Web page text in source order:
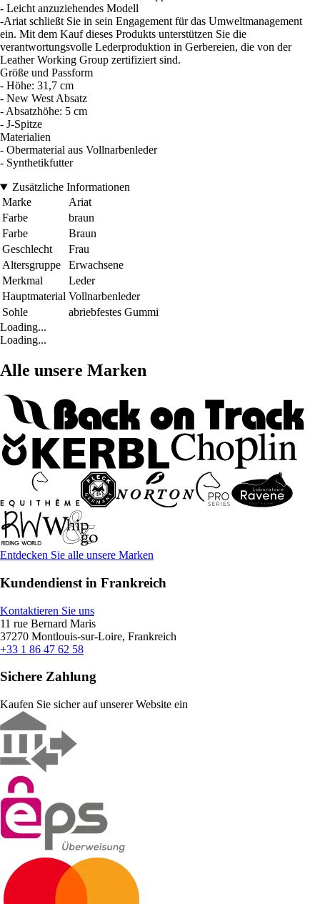
- Leicht anzuziehendes Modell
-Ariat schließt Sie in sein Engagement für das Umweltmanagement
ein. Mit dem Kauf dieses Produkts unterstützen Sie die
verantwortungsvolle Lederproduktion in Gerbereien, die von der
Leather Working Group zertifiziert sind.
Größe und Passform
- Höhe: 31,7 cm
- New West Absatz
- Absatzhöhe: 5 cm
- J-Spitze
Materialien
- Obermaterial aus Vollnarbenleder
- Synthetikfutter
Zusätzliche Informationen
Marke
Ariat
Farbe
braun
Farbe
Braun
Geschlecht
Frau
Altersgruppe
Erwachsene
Merkmal
Leder
Hauptmaterial Vollnarbenleder
Sohle
abriebfestes Gummi
Loading...
Loading...
Alle unsere Marken
Entdecken Sie alle unsere Marken
Kundendienst in Frankreich
Kontaktieren Sie uns
11 rue Bernard Maris
37270 Montlouis-sur-Loire, Frankreich
+33 1 86 47 62 58
Sichere Zahlung
Kaufen Sie sicher auf unserer Website ein